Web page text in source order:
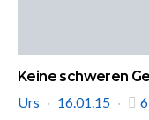
Keine schweren
Urs
16.01.15 6